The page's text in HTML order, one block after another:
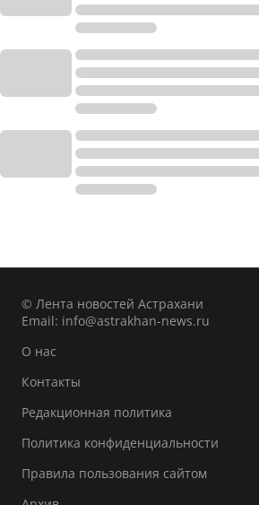
© Лента новостей Астрахани
Email: info@astrakhan-news.ru
О нас
Контакты
Редакционная политика
Политика конфиденциальности
Правила пользования сайтом